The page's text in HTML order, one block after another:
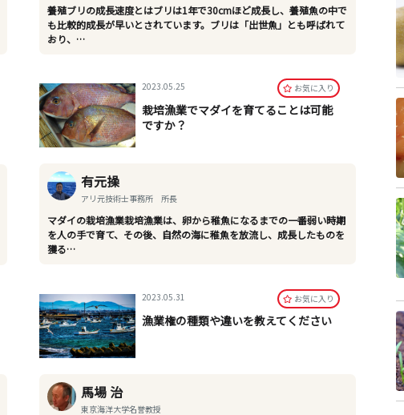
養殖ブリの成長速度とはブリは1年で30cmほど成長し、養殖魚の中で
も比較的成長が早いとされています。ブリは「出世魚」とも呼ばれて
おり、…
2023.05.25 お気に⼊り
栽培漁業でマダイを育てることは可能
ですか？
有元操
アリ元技術士事務所 所長
マダイの栽培漁業栽培漁業は、卵から稚魚になるまでの一番弱い時期
を人の手で育て、その後、自然の海に稚魚を放流し、成長したものを
獲る…
2023.05.31 お気に⼊り
漁業権の種類や違いを教えてください
馬場 治
東京海洋大学名誉教授